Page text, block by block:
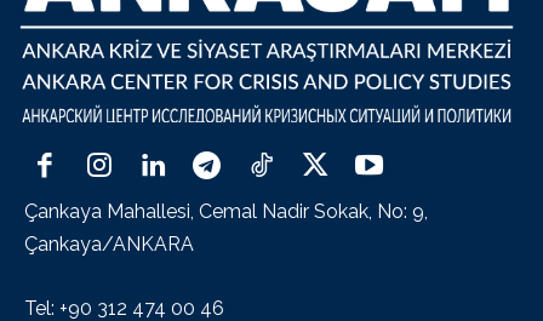
Çankaya Mahallesi, Cemal Nadir Sokak, No: 9,
Çankaya/ANKARA
Tel: +90 312 474 00 46